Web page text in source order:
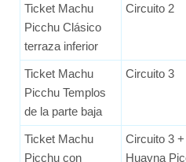
Ticket Machu
Picchu Clásico
terraza inferior
Circuito 2
Ticket Machu
Picchu Templos
de la parte baja
Circuito 3
Ticket Machu
Picchu con
Circuito 3 +
Huayna